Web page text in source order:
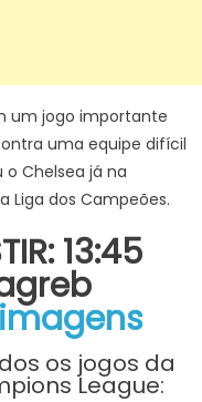
um jogo importante
uma equipe difícil
Chelsea já na
Liga dos Campeões.
13:45
os jogos da
League: